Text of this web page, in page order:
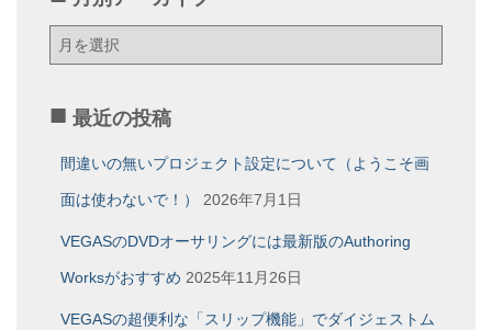
月
別
カ
ブ
最近の投稿
間違いの無いプロジェクト設定について（ようこそ画
面は使わないで！） 2026年7月1日
VEGASのDVDオーサリングには最新版のAuthoring
Worksがおすすめ 2025年11月26日
VEGASの超便利な「スリップ機能」でダイジェストム